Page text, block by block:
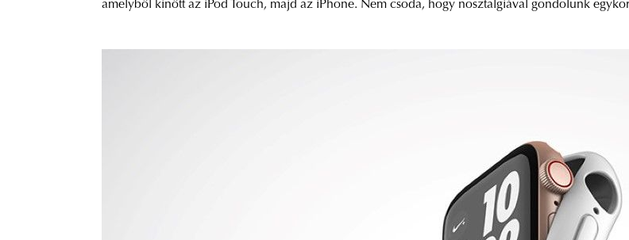
amelyből kinőtt az iPod Touch, majd az iPhone. Nem csoda, hogy nosztalgiával gondolunk